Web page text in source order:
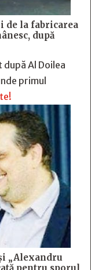
de la fabricarea
după
Al Doilea
primul
„Alexandru